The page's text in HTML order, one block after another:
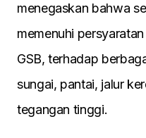
menegaskan bahwa
memenuhi
GSB, terhadap
sungai, pantai, jalur
tegangan tinggi.